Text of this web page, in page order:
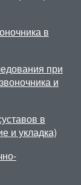
в
при
и
в
и укладка)